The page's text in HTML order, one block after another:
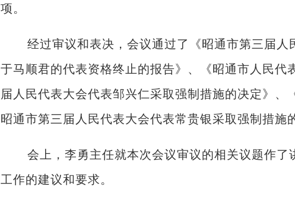
项。
经过审议和表决，会议通过了《昭通市第三届
于马顺君的代表资格终止的报告》、《昭通市人民代
届人民代表大会代表邹兴仁采取强制措施的决定》
昭通市第三届人民代表大会代表常贵银采取强制措施
会上，李勇主任就本次会议审议的相关议题作
工作的建议和要求。